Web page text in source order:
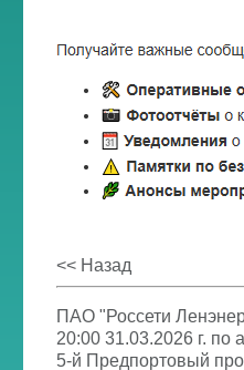
<< Назад
ПАО "Россети
20:00 31.03.2026 г. по
5-й Предпортовый